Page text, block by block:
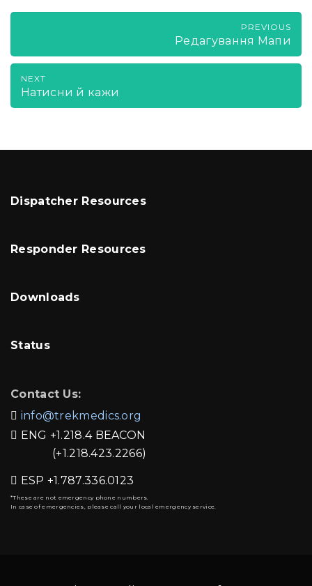
PREVIOUS
Редагування Мапи
NEXT
Натисни й кажи
Dispatcher Resources
Responder Resources
Downloads
Status
Contact Us:
 info@trekmedics.org
 ENG +1.218.4 BEACON
(+1.218.423.2266)
 ESP +1.787.336.0123
*These are not emergency phone numbers.
In case of emergencies, please call your local emergency service.